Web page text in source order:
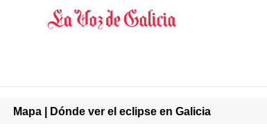
Mapa | Dónde ver el eclipse en Galicia